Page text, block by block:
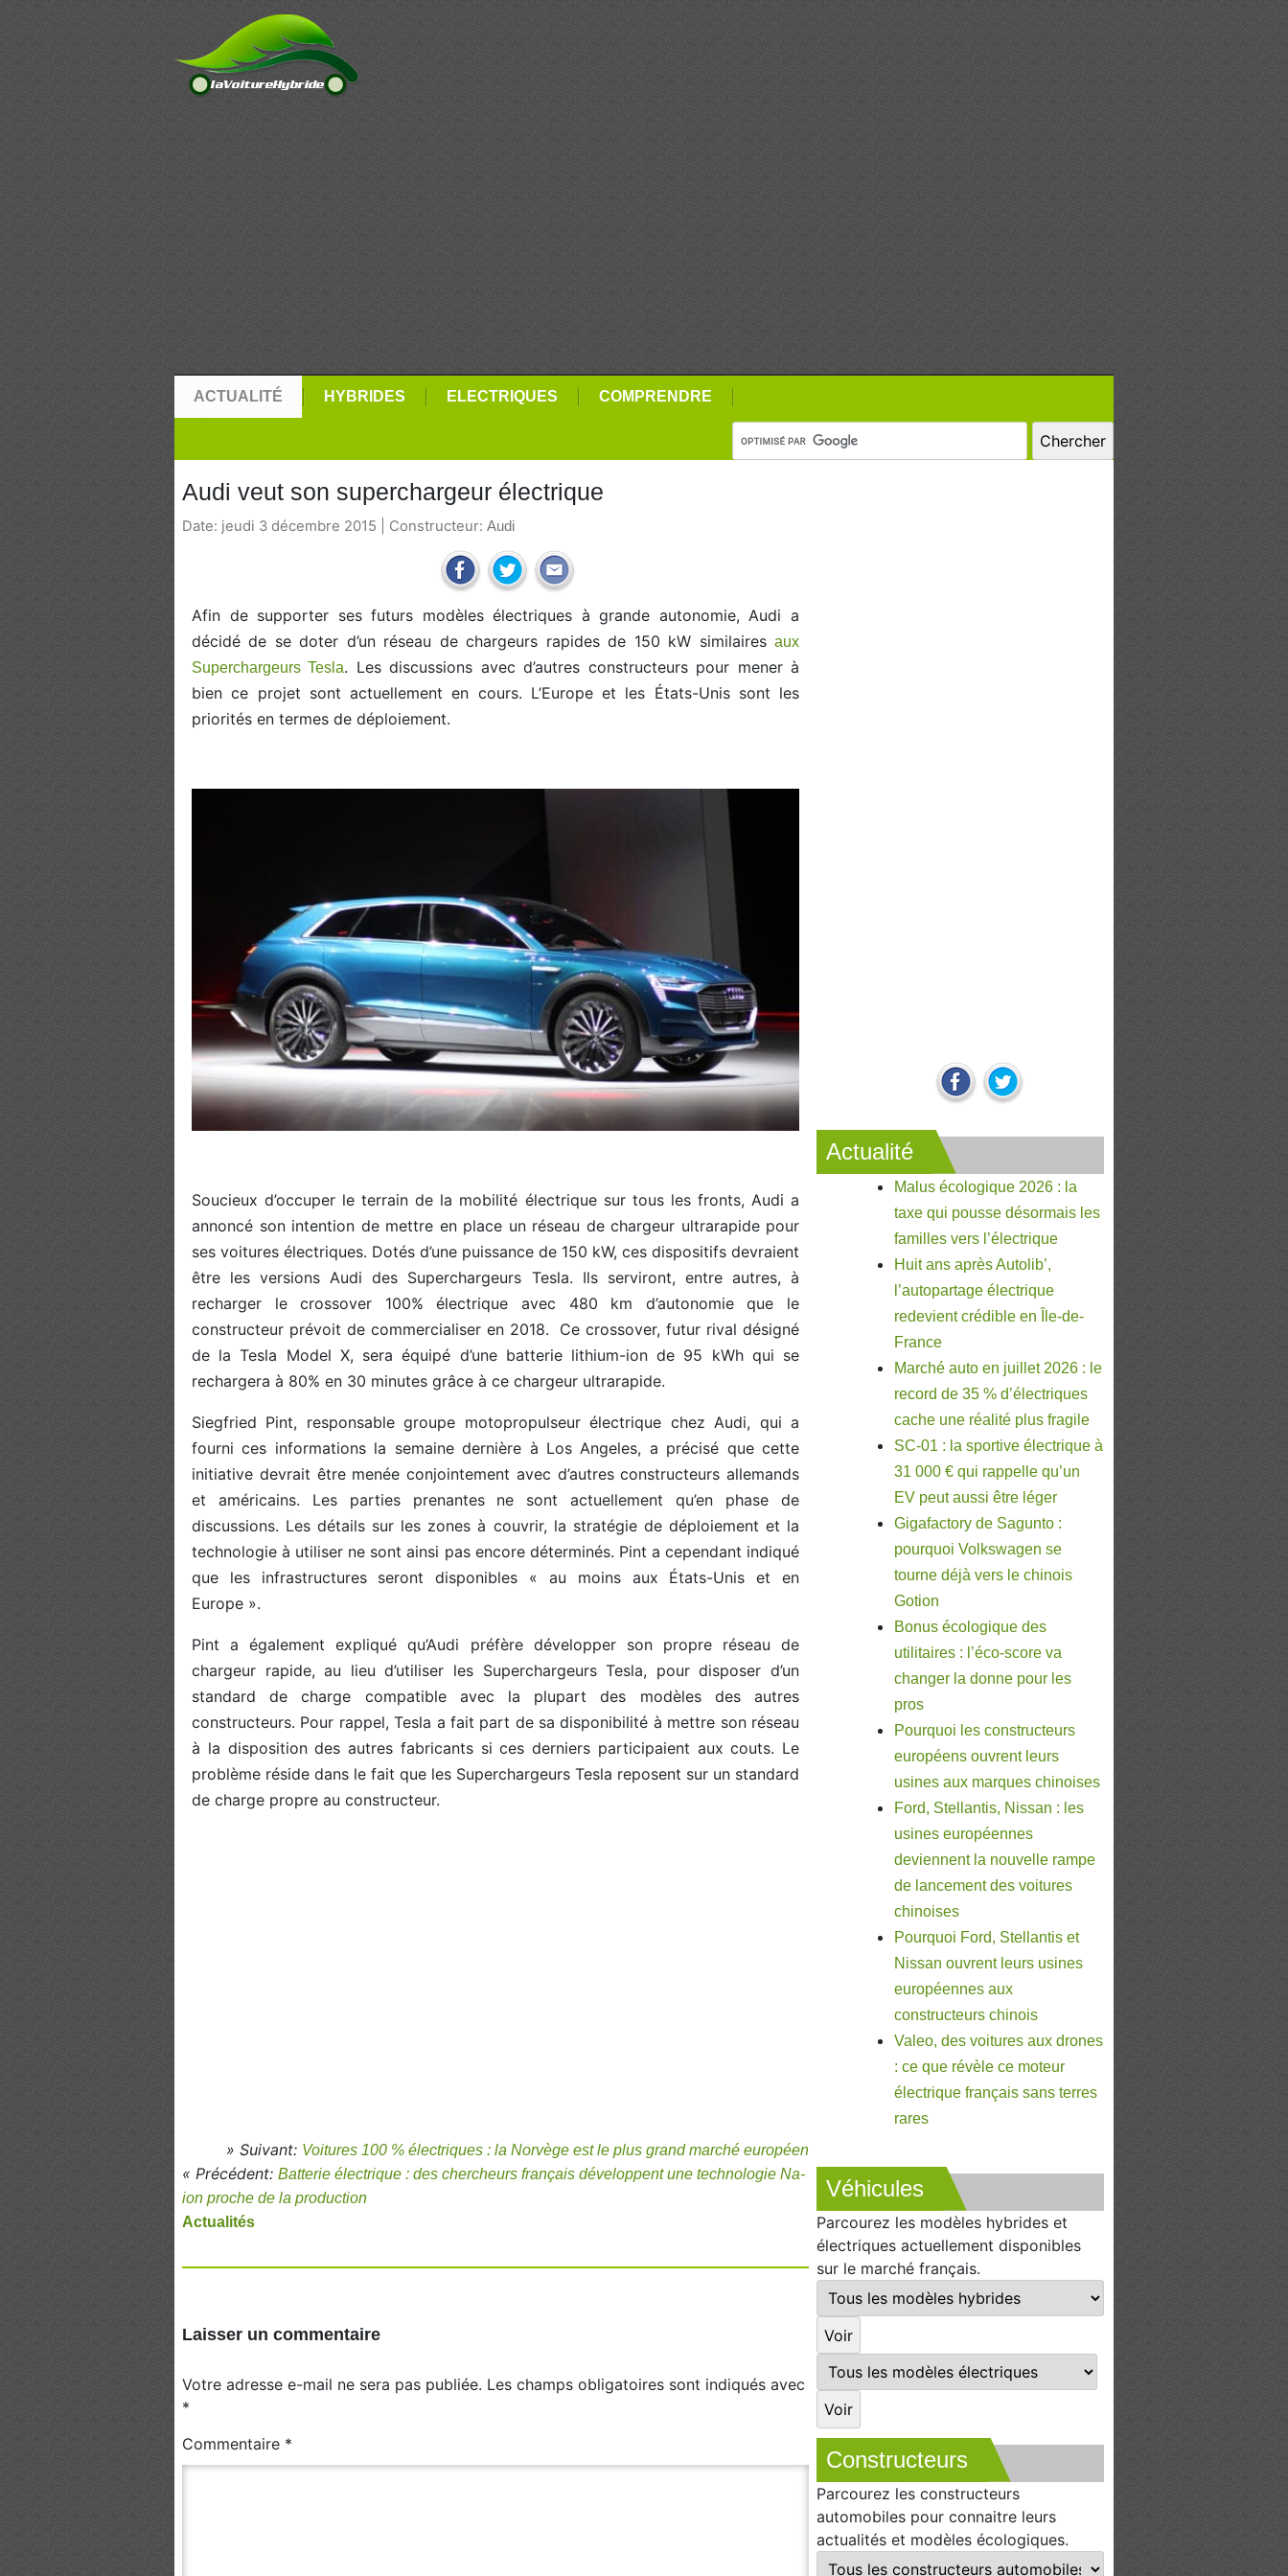
ACTUALITÉ HYBRIDES ELECTRIQUES COMPRENDRE
Audi veut son superchargeur électrique
Date: jeudi 3 décembre 2015 | Constructeur: Audi
Afin de supporter ses futurs modèles électriques à grande autonomie, Audi a
décidé de se doter d’un réseau de chargeurs rapides de 150 kW similaires aux
Superchargeurs Tesla. Les discussions avec d’autres constructeurs pour mener à
bien ce projet sont actuellement en cours. L’Europe et les États-Unis sont les
priorités en termes de déploiement.
Soucieux d’occuper le terrain de la mobilité électrique sur tous les fronts, Audi a
annoncé son intention de mettre en place un réseau de chargeur ultrarapide pour
ses voitures électriques. Dotés d’une puissance de 150 kW, ces dispositifs devraient
être les versions Audi des Superchargeurs Tesla. Ils serviront, entre autres, à
recharger le crossover 100% électrique avec 480 km d’autonomie que le
constructeur prévoit de commercialiser en 2018. Ce crossover, futur rival désigné
de la Tesla Model X, sera équipé d’une batterie lithium-ion de 95 kWh qui se
rechargera à 80% en 30 minutes grâce à ce chargeur ultrarapide.
Siegfried Pint, responsable groupe motopropulseur électrique chez Audi, qui a
fourni ces informations la semaine dernière à Los Angeles, a précisé que cette
initiative devrait être menée conjointement avec d’autres constructeurs allemands
et américains. Les parties prenantes ne sont actuellement qu’en phase de
discussions. Les détails sur les zones à couvrir, la stratégie de déploiement et la
technologie à utiliser ne sont ainsi pas encore déterminés. Pint a cependant indiqué
que les infrastructures seront disponibles « au moins aux États-Unis et en
Europe ».
Pint a également expliqué qu’Audi préfère développer son propre réseau de
chargeur rapide, au lieu d’utiliser les Superchargeurs Tesla, pour disposer d’un
standard de charge compatible avec la plupart des modèles des autres
constructeurs. Pour rappel, Tesla a fait part de sa disponibilité à mettre son réseau
à la disposition des autres fabricants si ces derniers participaient aux couts. Le
problème réside dans le fait que les Superchargeurs Tesla reposent sur un standard
de charge propre au constructeur.
» Suivant: Voitures 100 % électriques : la Norvège est le plus grand marché européen
« Précédent: Batterie électrique : des chercheurs français développent une technologie Na-
ion proche de la production
Actualités
Laisser un commentaire
Votre adresse e-mail ne sera pas publiée. Les champs obligatoires sont indiqués avec
*
Commentaire *
Actualité
Malus écologique 2026 : la
taxe qui pousse désormais les
familles vers l’électrique
Huit ans après Autolib’,
l’autopartage électrique
redevient crédible en Île-de-
France
Marché auto en juillet 2026 : le
record de 35 % d’électriques
cache une réalité plus fragile
SC-01 : la sportive électrique à
31 000 € qui rappelle qu’un
EV peut aussi être léger
Gigafactory de Sagunto :
pourquoi Volkswagen se
tourne déjà vers le chinois
Gotion
Bonus écologique des
utilitaires : l’éco-score va
changer la donne pour les
pros
Pourquoi les constructeurs
européens ouvrent leurs
usines aux marques chinoises
Ford, Stellantis, Nissan : les
usines européennes
deviennent la nouvelle rampe
de lancement des voitures
chinoises
Pourquoi Ford, Stellantis et
Nissan ouvrent leurs usines
européennes aux
constructeurs chinois
Valeo, des voitures aux drones
: ce que révèle ce moteur
électrique français sans terres
rares
Véhicules
Parcourez les modèles hybrides et
électriques actuellement disponibles
sur le marché français.
Constructeurs
Parcourez les constructeurs
automobiles pour connaitre leurs
actualités et modèles écologiques.